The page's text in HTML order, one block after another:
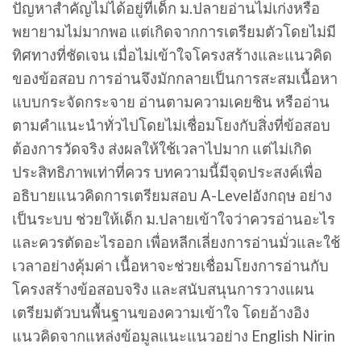
ปัญหาสำคัญไม่ได้อยู่ที่เด็ก ม.ปลายอ่านไม่เก่งหรือ
พยายามไม่มากพอ แต่เกิดจากการเตรียมตัวโดยไม่มี
ทิศทางที่ชัดเจน เมื่อไม่เข้าใจโครงสร้างและแนวคิด
ของข้อสอบ การอ่านจึงมักกลายเป็นการสะสมเนื้อหา
แบบกระจัดกระจาย อ่านตามความเคยชิน หรืออ่าน
ตามคำแนะนำทั่วไปโดยไม่เชื่อมโยงกับสิ่งที่ข้อสอบ
ต้องการวัดจริง ส่งผลให้ใช้เวลาไปมาก แต่ไม่เกิด
ประสิทธิภาพเท่าที่ควร บทความนี้มีจุดประสงค์เพื่อ
อธิบายแนวคิดการเตรียมสอบ A-Levelอังกฤษ อย่าง
เป็นระบบ ช่วยให้เด็ก ม.ปลายเข้าใจว่าควรอ่านอะไร
และควรตัดอะไรออก เพื่อหลีกเลี่ยงการอ่านมั่วและใช้
เวลาอย่างคุ้มค่า เนื้อหาจะช่วยเชื่อมโยงการอ่านกับ
โครงสร้างข้อสอบจริง และสนับสนุนการวางแผน
เตรียมตัวบนพื้นฐานของความเข้าใจ โดยอ้างอิง
แนวคิดจากแหล่งข้อมูลแนะแนวอย่าง English Nirin